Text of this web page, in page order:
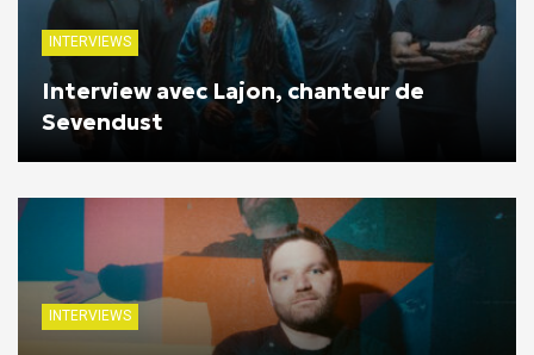
INTERVIEWS
Interview avec Lajon, chanteur de
Sevendust
INTERVIEWS